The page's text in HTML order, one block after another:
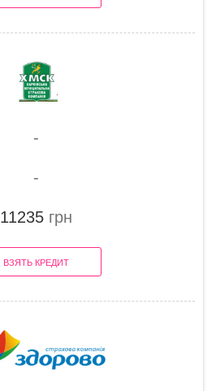
-
-
11235 грн
ВЗЯТЬ КРЕДИТ